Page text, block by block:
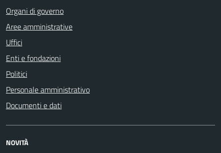
Organi di governo
Aree amministrative
Uffici
Enti e fondazioni
Politici
Personale amministrativo
Documenti e dati
NOVITÀ